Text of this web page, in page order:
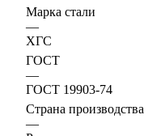
Марка стали
—
ХГС
ГОСТ
—
ГОСТ 19903-74
Страна производства
—